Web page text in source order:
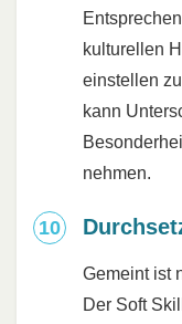
kulturellen
einstellen
kann
nehmen.
Gemeint ist
Der Soft